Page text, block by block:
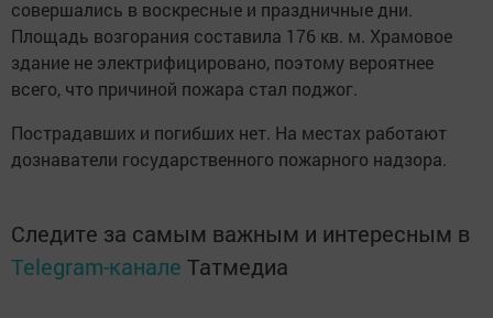
совершались в воскресные и праздничные дни.
Площадь возгорания составила 176 кв. м. Храмовое
здание не электрифицировано, поэтому вероятнее
всего, что причиной пожара стал поджог.
Пострадавших и погибших нет. На местах работают
дознаватели государственного пожарного надзора.
Следите за самым важным и интересным в
Telegram-канале Татмедиа